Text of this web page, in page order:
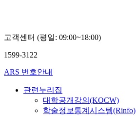
고객센터 (평일: 09:00~18:00)
1599-3122
ARS 번호안내
관련누리집
대학공개강의(KOCW)
학술정보통계시스템(Rinfo)